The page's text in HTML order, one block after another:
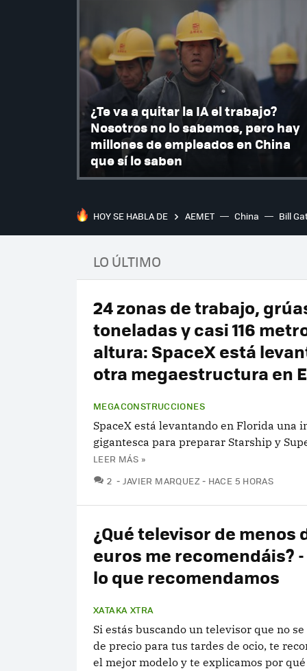
¿Te va a quitar la IA el trabajo?
Nosotros no lo sabemos, pero hay
millones de empleados en China
que sí lo saben
HOY SE HABLA DE AEMET China Bill
LO ÚLTIMO
24 zonas de trabajo,
toneladas y casi 116
altura: SpaceX está
otra megaestructura en
MEGACONSTRUCCIONES
SpaceX está levantando en Florida una
gigantesca para preparar Starship y
LEER MÁS »
2 COMENTARIOS
JAVIER MARQUEZ HACE 5 HORAS
¿Qué televisor de menos
euros me recomendáis?
lo que recomendamos
XATAKA XTRA
Si estás buscando un televisor que no
de precio para tus tardes de ocio, te
el mejor modelo y te explicamos por qué